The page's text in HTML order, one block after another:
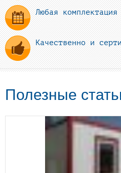
Любая
Качественно и
Полезные